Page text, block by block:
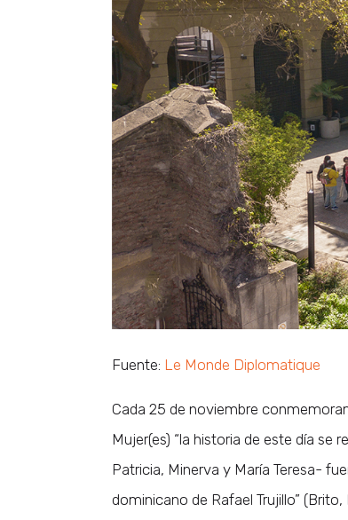
Fuente: Le Monde Diplomatique
Cada 25 de noviembre
Mujer(es) “la historia de este día se
Patricia, Minerva y María Teresa-
dominicano de Rafael Trujillo”